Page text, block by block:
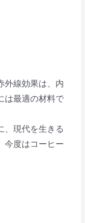
外線効果は、内
は最適の材料で
、現代を生きる
今度はコーヒー